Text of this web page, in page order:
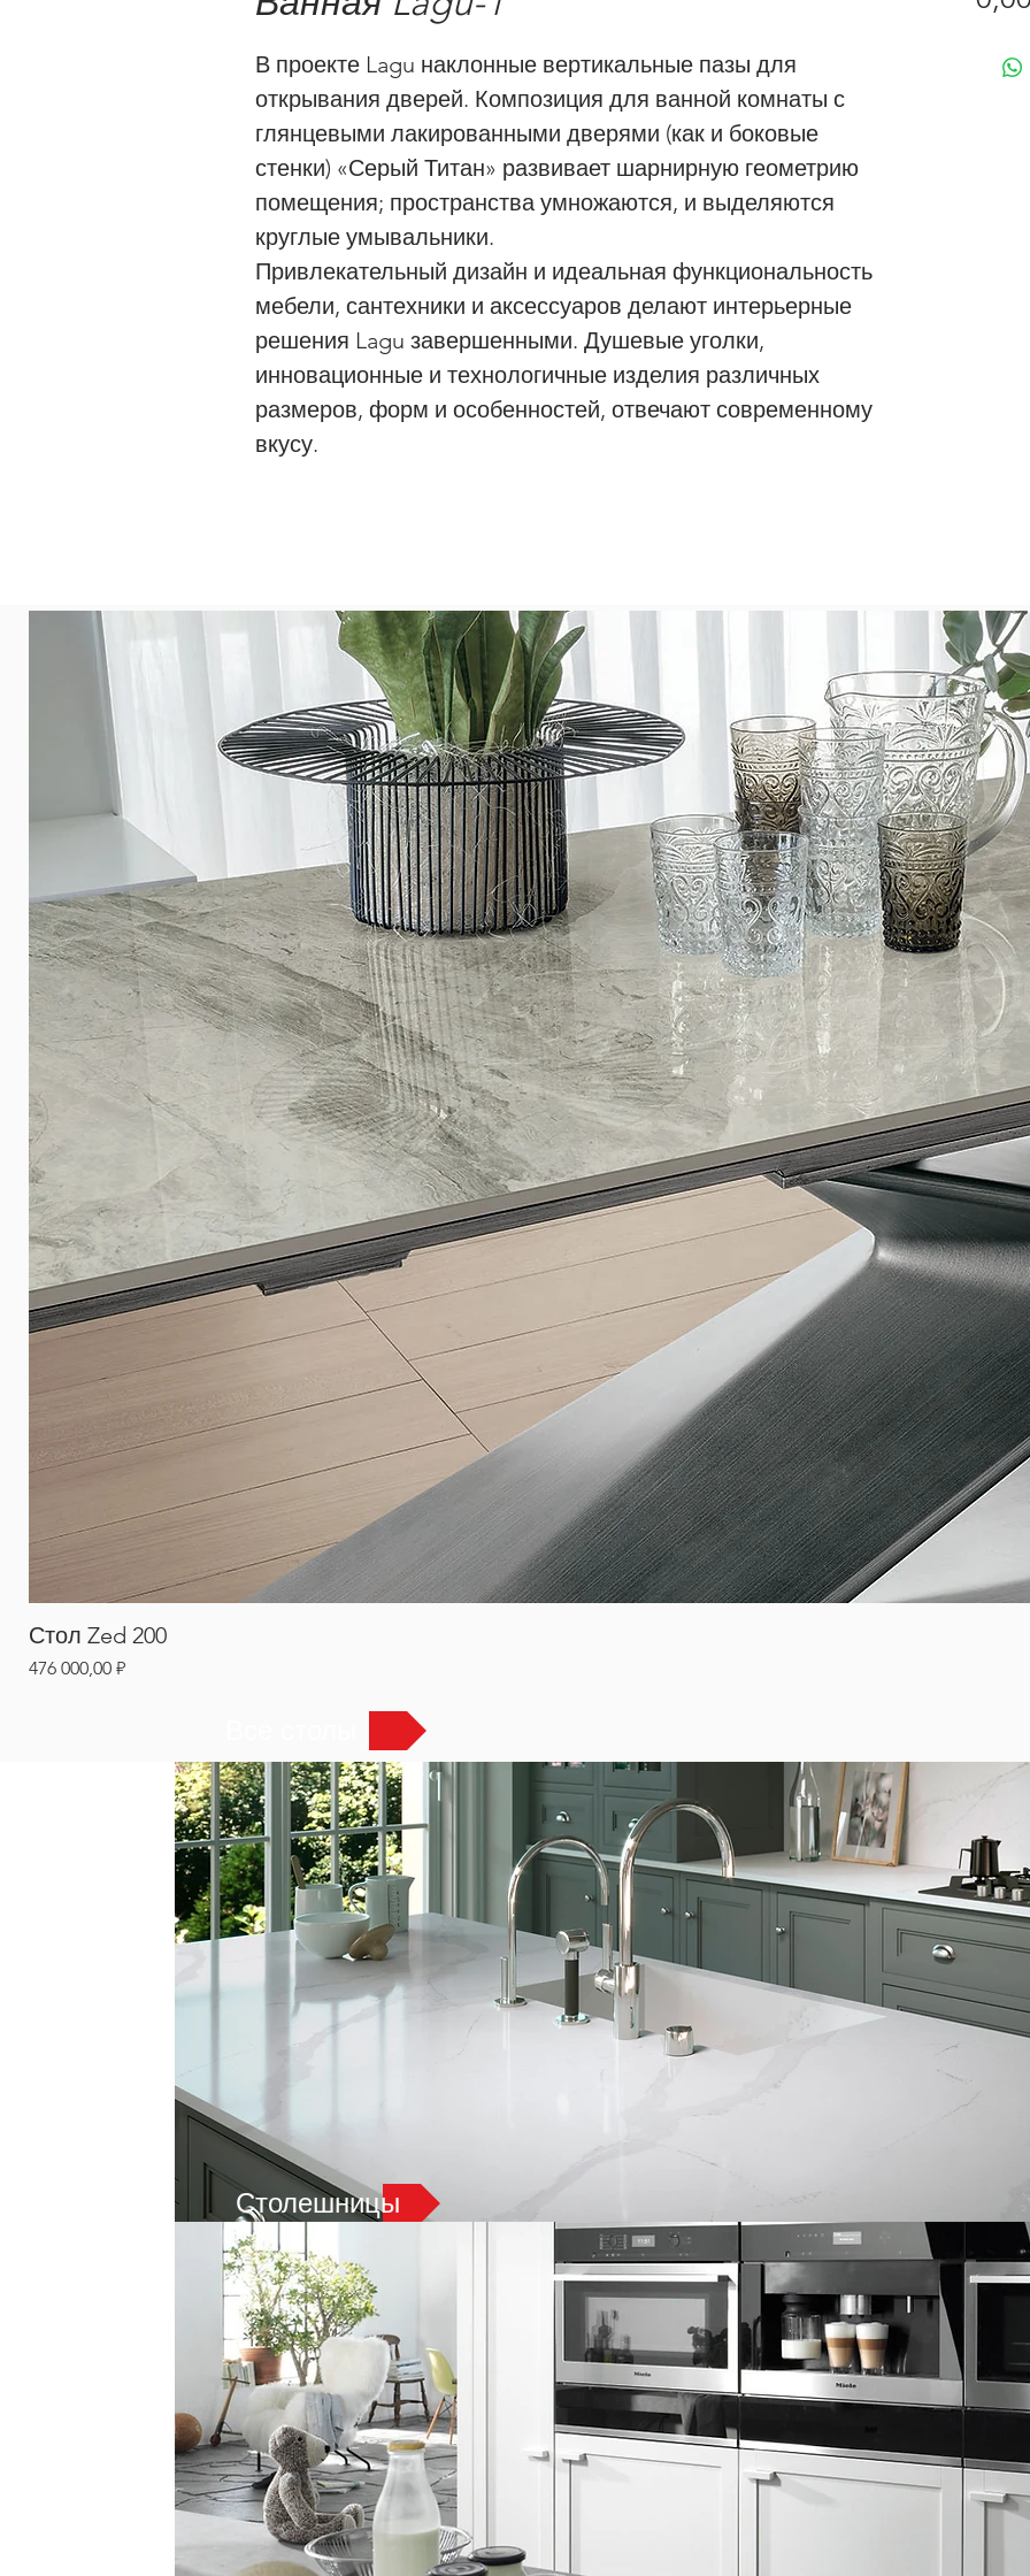
В проекте Lagu наклонные вертикальные пазы для
открывания дверей. Композиция для ванной комнаты с
глянцевыми лакированными дверями (как и боковые
стенки) «Серый Титан» развивает шарнирную геометрию
помещения; пространства умножаются, и выделяются
круглые умывальники.
Привлекательный дизайн и идеальная функциональность
мебели, сантехники и аксессуаров делают интерьерные
решения Lagu завершенными. Душевые уголки,
инновационные и технологичные изделия различных
размеров, форм и особенностей, отвечают современному
вкусу.
Стол Zed 200
Цена
476 000,00 ₽
Столешницы